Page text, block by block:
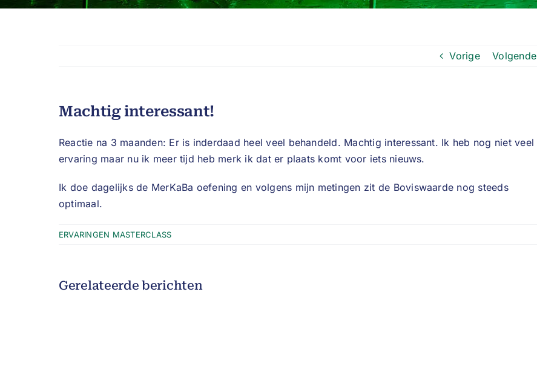
Vorige Volgende
Machtig interessant!
Reactie na 3 maanden: Er is inderdaad heel veel behandeld. Machtig interessant. Ik heb nog niet veel
ervaring maar nu ik meer tijd heb merk ik dat er plaats komt voor iets nieuws.
Ik doe dagelijks de MerKaBa oefening en volgens mijn metingen zit de Boviswaarde nog steeds
optimaal.
ERVARINGEN MASTERCLASS
Gerelateerde berichten